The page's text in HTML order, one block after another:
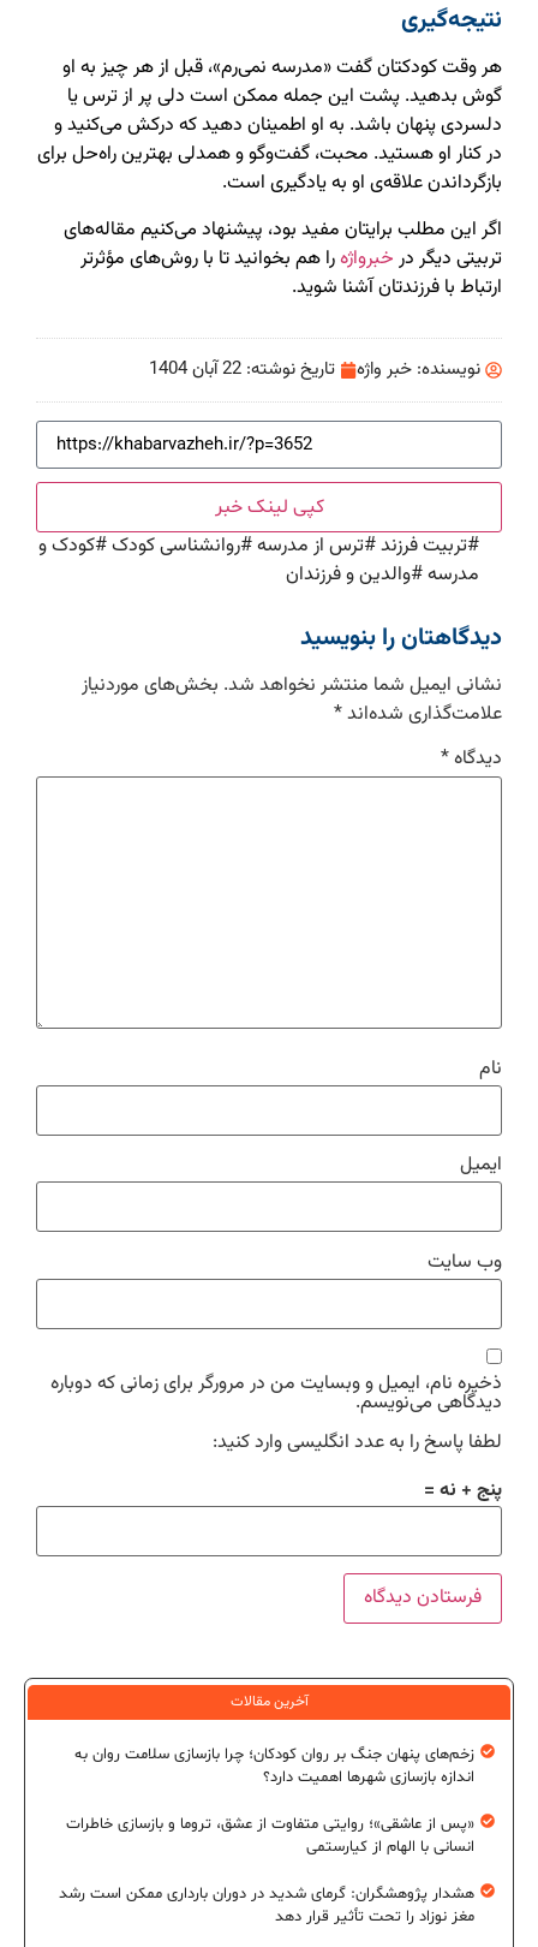
نتیجه‌گیری
هر وقت کودکتان گفت «مدرسه نمی‌رم»، قبل از هر چیز به او
گوش بدهید. پشت این جمله ممکن است دلی پر از ترس یا
دلسردی پنهان باشد. به او اطمینان دهید که درکش می‌کنید و
در کنار او هستید. محبت، گفت‌وگو و همدلی بهترین راه‌حل برای
بازگرداندن علاقه‌ی او به یادگیری است.
اگر این مطلب برایتان مفید بود، پیشنهاد می‌کنیم مقاله‌های
تربیتی دیگر در خبرواژهرا هم بخوانید تا با روش‌های مؤثرتر
ارتباط با فرزندتان آشنا شوید.
نویسنده: خبر واژه تاریخ نوشته: 22 آبان 1404
کپی لینک خبر
#تربیت فرزند#ترس از مدرسه#روانشناسی کودک#کودک و
مدرسه#والدین و فرزندان
دیدگاهتان را بنویسید
نشانی ایمیل شما منتشر نخواهد شد. بخش‌های موردنیاز
علامت‌گذاری شده‌اند*
دیدگاه*
نام
ایمیل
وب‌ سایت
ذخیره نام، ایمیل و وبسایت من در مرورگر برای زمانی که دوباره
دیدگاهی می‌نویسم.
لطفا پاسخ را به عدد انگلیسی وارد کنید:
پنج + نه =
آخرین مقالات
زخم‌های پنهان جنگ بر روان کودکان؛ چرا بازسازی سلامت روان به
اندازه بازسازی شهرها اهمیت دارد؟
«پس از عاشقی»؛ روایتی متفاوت از عشق، تروما و بازسازی خاطرات
انسانی با الهام از کیارستمی
هشدار پژوهشگران: گرمای شدید در دوران بارداری ممکن است رشد
مغز نوزاد را تحت تأثیر قرار دهد